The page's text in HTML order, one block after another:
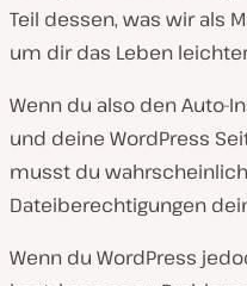
Teil dessen, was wir als
um dir das Leben
Wenn du also den Auto-
und deine WordPress
musst du
Dateiberechtigungen
Wenn du WordPress